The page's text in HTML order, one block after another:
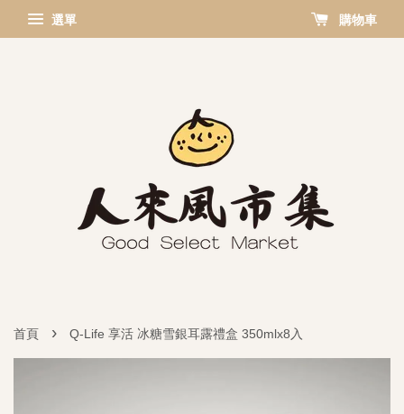
選單 購物車
首頁 › Q-Life 享活 冰糖雪銀耳露禮盒 350mlx8入